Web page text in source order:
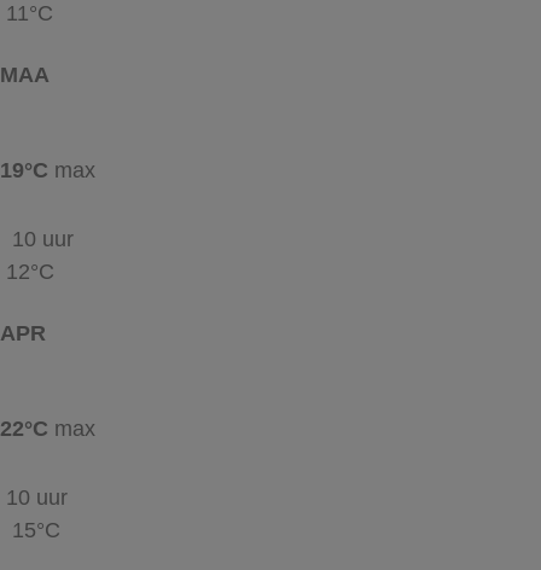
11°C
MAA
19°C max
10 uur
12°C
APR
22°C max
10 uur
15°C